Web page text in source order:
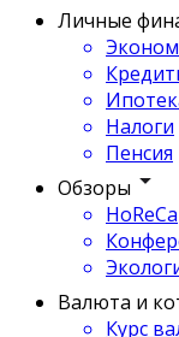
Личные
Налоги
Пенсия
Обзоры
HoReCa
Валюта и
Курс